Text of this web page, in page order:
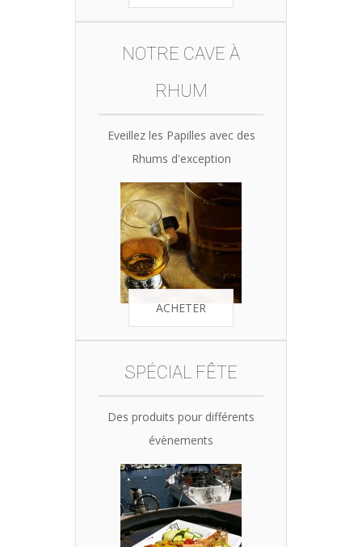
NOTRE CAVE À
RHUM
Eveillez les Papilles avec des
Rhums d'exception
ACHETER
SPÉCIAL FÊTE
Des produits pour différents
évènements